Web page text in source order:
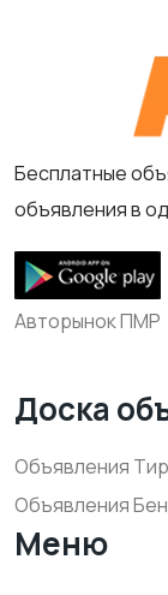
Бесплатные
объявления в
Авторынок ПМР
Доска
Объявления
Объявления
Меню